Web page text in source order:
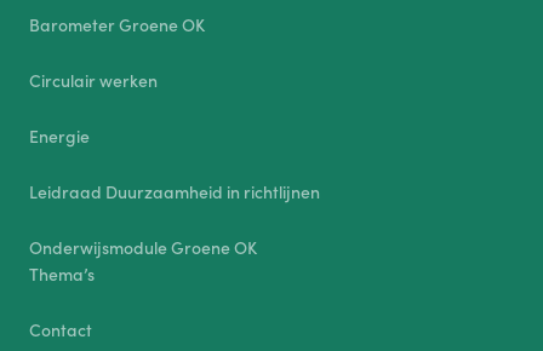
Barometer Groene OK
Circulair werken
Energie
Leidraad Duurzaamheid in richtlijnen
Onderwijsmodule Groene OK
Thema’s
Contact